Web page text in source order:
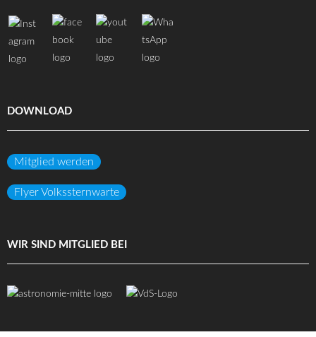
DOWNLOAD
Mitglied werden
Flyer Volkssternwarte
WIR SIND MITGLIED BEI